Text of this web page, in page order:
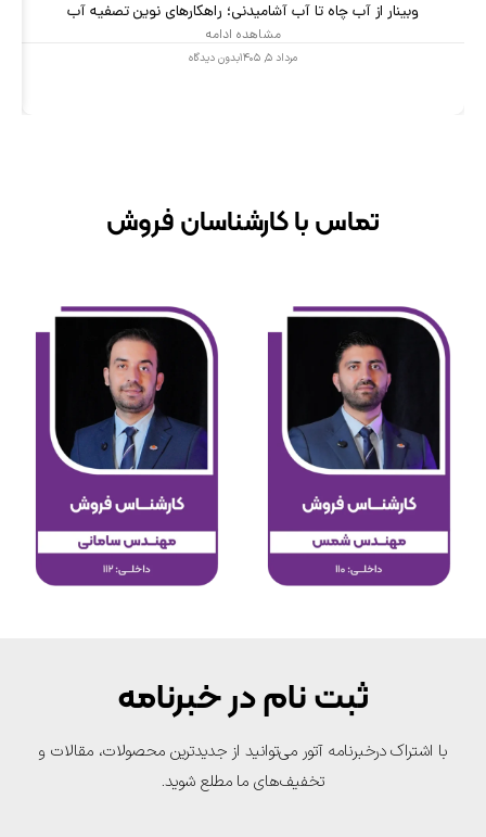
وبینار از آب چاه تا آب آشامیدنی؛ راهکارهای نوین تصفیه آب
مشاهده ادامه
بدون دیدگاه
تماس با کارشناسان فروش
ثبت نام در خبرنامه
با اشتراک درخبرنامه آتور می‌توانید از جدیدترین محصولات، مقالات و
تخفیف‌های ما مطلع شوید.